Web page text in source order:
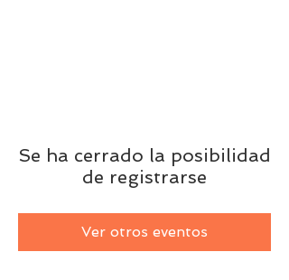
Se ha cerrado la posibilidad
de registrarse
Ver otros eventos